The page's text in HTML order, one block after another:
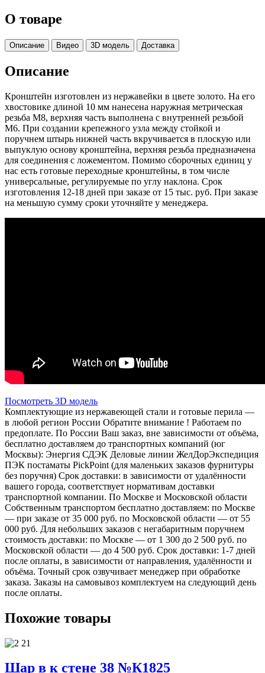
О товаре
Описание Видео 3D модель Доставка
Описание
Кронштейн изготовлен из нержавейки в цвете золото. На его
хвостовике длиной 10 мм нанесена наружная метрическая
резьба М8, верхняя часть выполнена с внутренней резьбой
М6. При создании крепежного узла между стойкой и
поручнем штырь нижней часть вкручивается в плоскую или
выпуклую основу кронштейна, верхняя резьба предназначена
для соединения с ложементом. Помимо сборочных единиц у
нас есть готовые переходные кронштейны, в том числе
универсальные, регулируемые по углу наклона. Срок
изготовления 12-18 дней при заказе от 15 тыс. руб. При заказе
на меньшую сумму сроки уточняйте у менеджера.
Посмотреть 3D модель
Комплектующие из нержавеющей стали и готовые перила —
в любой регион России Обратите внимание ! Работаем по
предоплате. По России Ваш заказ, вне зависимости от объёма,
бесплатно доставляем до транспортных компаний (юг
Москвы): Энергия СДЭК Деловые линии ЖелДорЭкспедиция
ПЭК постаматы PickPoint (для маленьких заказов фурнитуры
без поручня) Срок доставки: в зависимости от удалённости
вашего города, соответствует нормативам доставки
транспортной компании. По Москве и Московской области
Собственным транспортом бесплатно доставляем: по Москве
— при заказе от 35 000 руб. по Московской области — от 55
000 руб. Для небольших заказов с негабаритным поручнем
стоимость доставки: по Москве — от 1 300 до 2 500 руб. по
Московской области — до 4 500 руб. Срок доставки: 1-7 дней
после оплаты, в зависимости от направления, удалённости и
объёма. Точный срок озвучивает менеджер при обработке
заказа. Заказы на самовывоз комплектуем на следующий день
после оплаты.
Похожие товары
Шар в к стене 38 №К1825